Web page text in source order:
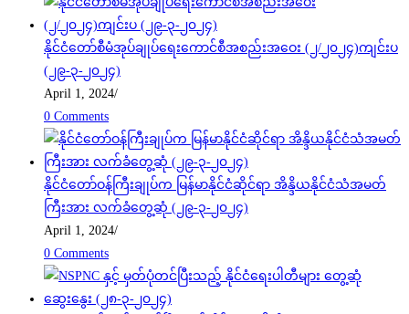
နိုင်ငံတော်စီမံအုပ်ချုပ်ရေးကောင်စီအစည်းအဝေး (၂/၂၀၂၄)ကျင်းပ
(၂၉-၃-၂၀၂၄)
April 1, 2024/
0 Comments
နိုင်ငံတော်ဝန်ကြီးချုပ်က မြန်မာနိုင်ငံဆိုင်ရာ အိန္ဒိယနိုင်ငံသံအမတ်
ကြီးအား လက်ခံတွေ့ဆုံ (၂၉-၃-၂၀၂၄)
April 1, 2024/
0 Comments